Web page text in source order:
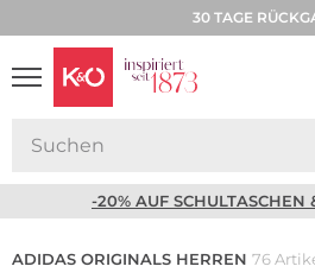
★★★★★ 4,8 / 5,0
-20% AUF SCHULTASCHEN
ADIDAS ORIGINALS HERREN 76